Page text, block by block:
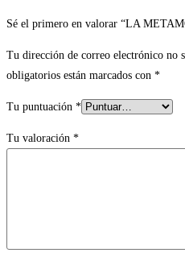
Sé el primero en valorar “LA
Tu dirección de correo electrónico no
obligatorios están marcados con *
Tu puntuación *
Tu valoración *